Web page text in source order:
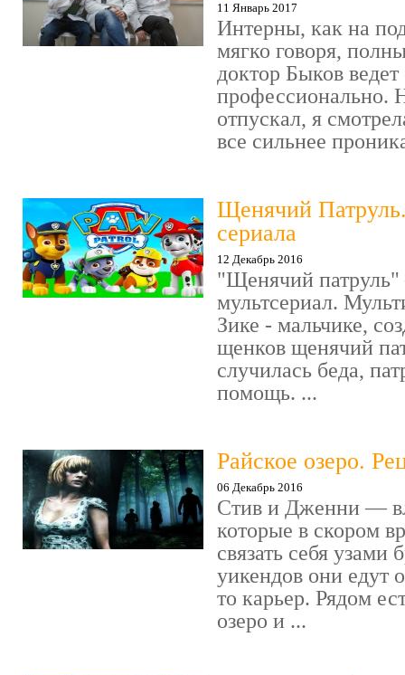
11 Январь 2017
Интерны, как на
мягко говоря,
доктор Быков ведет
профессионально.
отпускал, я
все сильнее
Щенячий
сериала
12 Декабрь 2016
"Щенячий патруль"
мультсериал.
Зике - мальчике,
щенков щенячий
случилась беда,
помощь. ...
Райское озеро.
06 Декабрь 2016
Стив и Дженни —
которые в скором
связать себя узами
уикендов они едут
то карьер. Рядом
озеро и ...